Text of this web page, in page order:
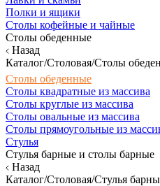
Полки и ящики
Столы кофейные и чайные
Столы обеденные
Назад
Каталог/Столовая/Столы
Столы обеденные
Столы квадратные из массива
Столы круглые из массива
Столы овальные из массива
Столы прямоугольные из
Стулья
Стулья барные и столы барные
Назад
Каталог/Столовая/Стулья